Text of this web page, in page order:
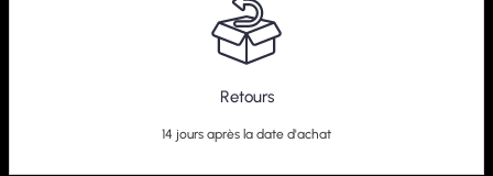
Retours
14 jours après la date d'achat